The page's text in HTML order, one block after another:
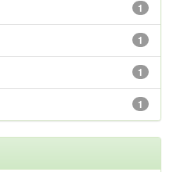
1
1
1
1